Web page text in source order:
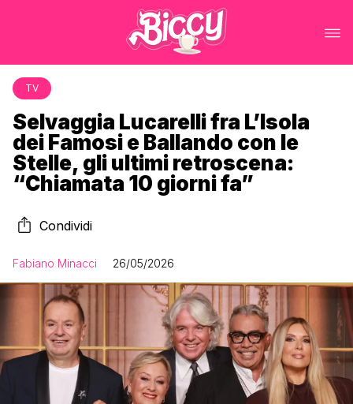
TV
Selvaggia Lucarelli fra L’Isola
dei Famosi e Ballando con le
Stelle, gli ultimi retroscena:
“Chiamata 10 giorni fa”
Condividi
Fabiano Minacci 26/05/2026